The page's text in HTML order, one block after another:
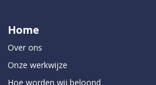
Home
Over ons
Onze werkwijze
Hoe worden wij beloond